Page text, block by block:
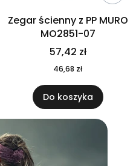
Zegar ścienny z PP MURO
MO2851-07
57,42 zł
46,68 zł
Do koszyka